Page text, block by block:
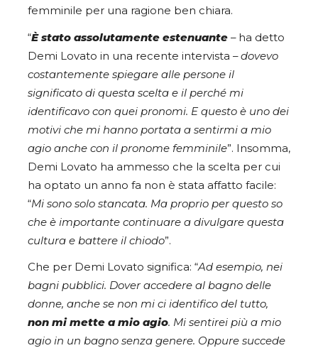
femminile per una ragione ben chiara.
“È stato assolutamente estenuante – ha detto
Demi Lovato in una recente intervista –dovevo
costantemente spiegare alle persone il
significato di questa scelta e il perché mi
identificavo con quei pronomi. E questo è uno dei
motivi che mi hanno portata a sentirmi a mio
agio anche con il pronome femminile”. Insomma,
Demi Lovato ha ammesso che la scelta per cui
ha optato un anno fa non è stata affatto facile:
“Mi sono solo stancata. Ma proprio per questo so
che è importante continuare a divulgare questa
cultura e battere il chiodo”.
Che per Demi Lovato significa: “Ad esempio, nei
bagni pubblici. Dover accedere al bagno delle
donne, anche se non mi ci identifico del tutto,
non mi mette a mio agio. Mi sentirei più a mio
agio in un bagno senza genere. Oppure succede